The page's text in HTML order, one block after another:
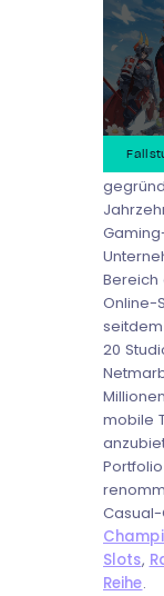
Bereich
Online-
20
mobile
Slots,
Reihe.